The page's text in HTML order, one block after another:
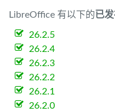
LibreOffice 有以下的已
26.2.5
26.2.4
26.2.3
26.2.2
26.2.1
26.2.0